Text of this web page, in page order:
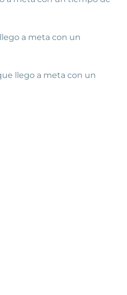
a meta con un
llego a meta con un